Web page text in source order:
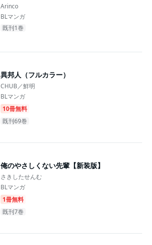
Arinco
BLマンガ
既刊1巻
異邦人（フルカラー）
CHUB／鮮明
BLマンガ
10冊無料
既刊69巻
俺のやさしくない先輩【新装版】
さきしたせんむ
BLマンガ
1冊無料
既刊7巻